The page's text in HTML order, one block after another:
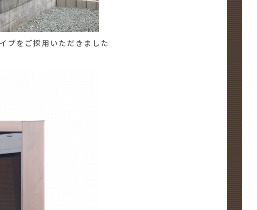
プをご採用いただきました